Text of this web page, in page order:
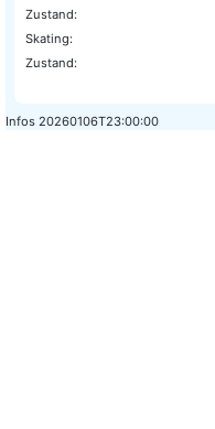
Zustand:
Skating:
Zustand:
Infos 20260106T23:00:00